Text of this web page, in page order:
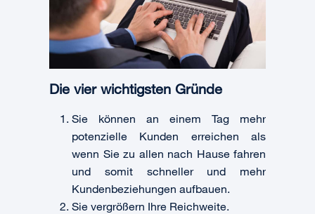
Die vier wichtigsten Gründe
Sie können an einem Tag mehr
potenzielle Kunden erreichen als
wenn Sie zu allen nach Hause fahren
und somit schneller und mehr
Kundenbeziehungen aufbauen.
Sie vergrößern Ihre Reichweite.